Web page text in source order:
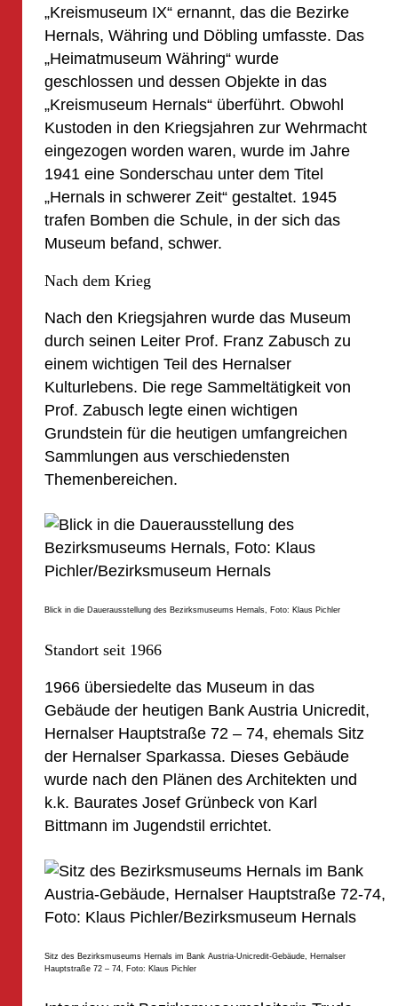
„Kreismuseum IX“ ernannt, das die Bezirke
Hernals, Währing und Döbling umfasste. Das
„Heimatmuseum Währing“ wurde
geschlossen und dessen Objekte in das
„Kreismuseum Hernals“ überführt. Obwohl
Kustoden in den Kriegsjahren zur Wehrmacht
eingezogen worden waren, wurde im Jahre
1941 eine Sonderschau unter dem Titel
„Hernals in schwerer Zeit“ gestaltet. 1945
trafen Bomben die Schule, in der sich das
Museum befand, schwer.
Nach dem Krieg
Nach den Kriegsjahren wurde das Museum
durch seinen Leiter Prof. Franz Zabusch zu
einem wichtigen Teil des Hernalser
Kulturlebens. Die rege Sammeltätigkeit von
Prof. Zabusch legte einen wichtigen
Grundstein für die heutigen umfangreichen
Sammlungen aus verschiedensten
Themenbereichen.
Blick in die Dauerausstellung des Bezirksmuseums Hernals, Foto: Klaus Pichler
Standort seit 1966
1966 übersiedelte das Museum in das
Gebäude der heutigen Bank Austria Unicredit,
Hernalser Hauptstraße 72 – 74, ehemals Sitz
der Hernalser Sparkassa. Dieses Gebäude
wurde nach den Plänen des Architekten und
k.k. Baurates Josef Grünbeck von Karl
Bittmann im Jugendstil errichtet.
Sitz des Bezirksmuseums Hernals im Bank Austria-Unicredit-Gebäude, Hernalser
Hauptstraße 72 – 74, Foto: Klaus Pichler